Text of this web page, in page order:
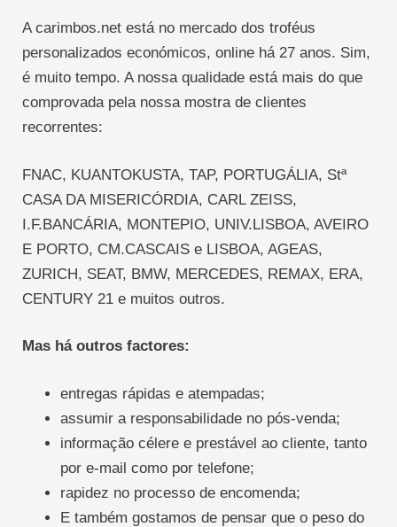
A carimbos.net está no mercado dos troféus
personalizados económicos, online há 27 anos. Sim,
é muito tempo. A nossa qualidade está mais do que
comprovada pela nossa mostra de clientes
recorrentes:
FNAC, KUANTOKUSTA, TAP, PORTUGÁLIA, Stª
CASA DA MISERICÓRDIA, CARL ZEISS,
I.F.BANCÁRIA, MONTEPIO, UNIV.LISBOA, AVEIRO
E PORTO, CM.CASCAIS e LISBOA, AGEAS,
ZURICH, SEAT, BMW, MERCEDES, REMAX, ERA,
CENTURY 21 e muitos outros.
Mas há outros factores:
entregas rápidas e atempadas;
assumir a responsabilidade no pós-venda;
informação célere e prestável ao cliente, tanto
por e-mail como por telefone;
rapidez no processo de encomenda;
E também gostamos de pensar que o peso do